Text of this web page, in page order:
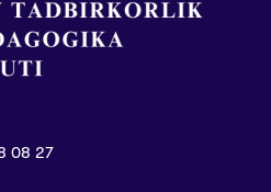
08 27